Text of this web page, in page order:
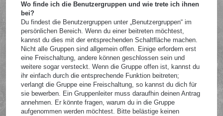
Wo finde ich die Benutzergruppen und wie trete ich ihnen
bei?
Du findest die Benutzergruppen unter „Benutzergruppen“ im
persönlichen Bereich. Wenn du einer beitreten möchtest,
kannst du dies mit der entsprechenden Schaltfläche machen.
Nicht alle Gruppen sind allgemein offen. Einige erfordern erst
eine Freischaltung, andere können geschlossen sein und
weitere sogar versteckt. Wenn die Gruppe offen ist, kannst du
ihr einfach durch die entsprechende Funktion beitreten;
verlangt die Gruppe eine Freischaltung, so kannst du dich für
sie bewerben. Ein Gruppenleiter muss daraufhin deinen Antrag
annehmen. Er könnte fragen, warum du in die Gruppe
aufgenommen werden möchtest. Bitte belästige keinen